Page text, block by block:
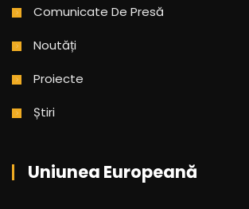
Comunicate De Presă
Noutăți
Proiecte
Știri
Uniunea Europeană